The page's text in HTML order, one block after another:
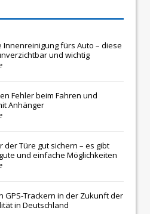
Innenreinigung fürs Auto – diese
und wichtig
Fehler beim Fahren und
Anhänger
der Türe gut sichern – es gibt
und einfache Möglichkeiten
GPS-Trackern in der Zukunft der
in Deutschland